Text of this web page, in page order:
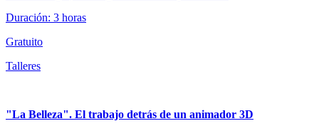
Duración: 3 horas
Gratuito
Talleres
"La Belleza". El trabajo detrás de un animador 3D